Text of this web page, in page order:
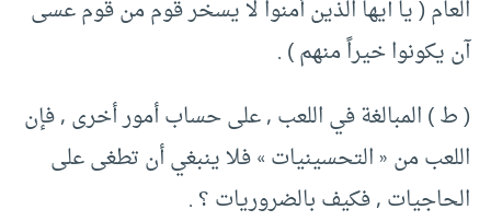
العام ( يا آيها الذين أمنوا لا يسخر قوم من قوم عسى
آن يكونوا خيراً منهم ) .
( ط ) المبالغة في اللعب , على حساب أمور أخرى , فإن
اللعب من « التحسينيات » فلا ينبغي أن تطغى على
الحاجيات , فكيف بالضروريات ؟ .